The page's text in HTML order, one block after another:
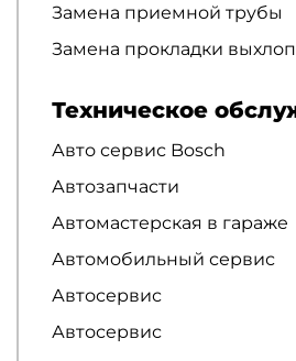
Замена приемной трубы
Замена прокладки
Техническое
Авто сервис Bosch
Автозапчасти
Автомастерская в гараже
Автомобильный сервис
Автосервис
Автосервис